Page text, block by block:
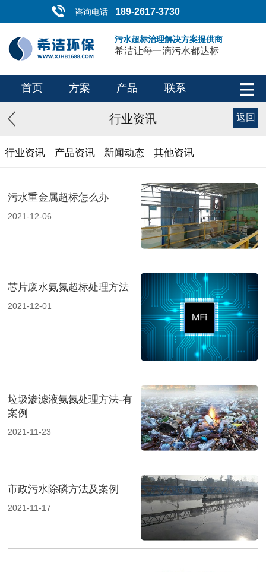
咨询电话 189-2617-3730
污水超标治理解决方案提供商
希洁让每一滴污水都达标
首页 方案 产品 联系
行业资讯 返回
行业资讯 产品资讯 新闻动态 其他资讯
污水重金属超标怎么办
2021-12-06
芯片废水氨氮超标处理方法
2021-12-01
垃圾渗滤液氨氮处理方法-有
案例
2021-11-23
市政污水除磷方法及案例
2021-11-17